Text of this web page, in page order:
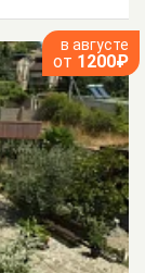
в августе
от 1200₽